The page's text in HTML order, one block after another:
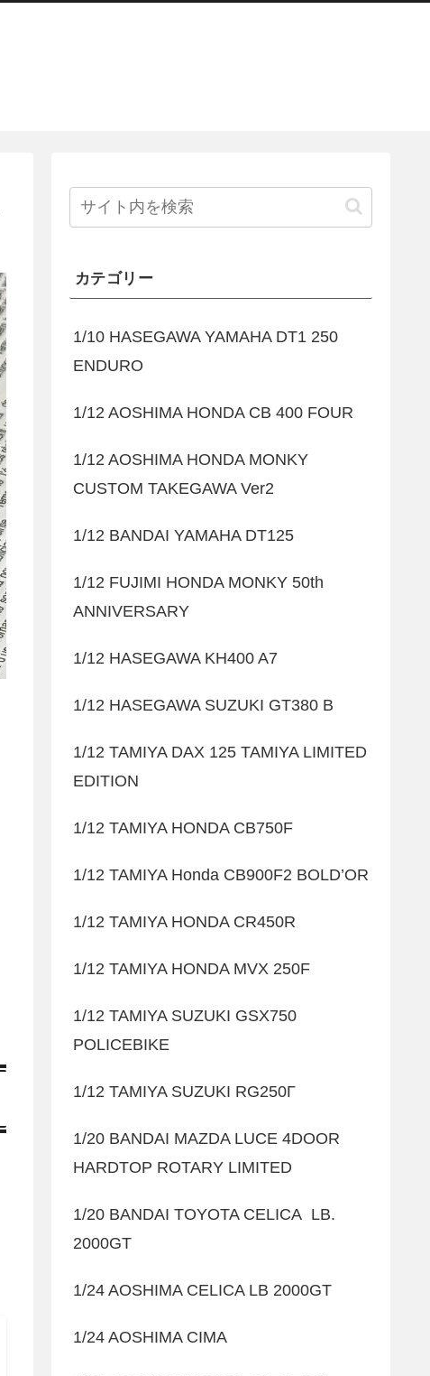
カテゴリー
1/10 HASEGAWA YAMAHA DT1 250
ENDURO
1/12 AOSHIMA HONDA CB 400 FOUR
1/12 AOSHIMA HONDA MONKY
CUSTOM TAKEGAWA Ver2
1/12 BANDAI YAMAHA DT125
1/12 FUJIMI HONDA MONKY 50th
ANNIVERSARY
1/12 HASEGAWA KH400 A7
1/12 HASEGAWA SUZUKI GT380 B
1/12 TAMIYA DAX 125 TAMIYA LIMITED
EDITION
1/12 TAMIYA HONDA CB750F
1/12 TAMIYA Honda CB900F2 BOLD’OR
1/12 TAMIYA HONDA CR450R
1/12 TAMIYA HONDA MVX 250F
1/12 TAMIYA SUZUKI GSX750
POLICEBIKE
1/12 TAMIYA SUZUKI RG250Γ
1/20 BANDAI MAZDA LUCE 4DOOR
HARDTOP ROTARY LIMITED
1/20 BANDAI TOYOTA CELICA LB.
2000GT
1/24 AOSHIMA CELICA LB 2000GT
1/24 AOSHIMA CIMA